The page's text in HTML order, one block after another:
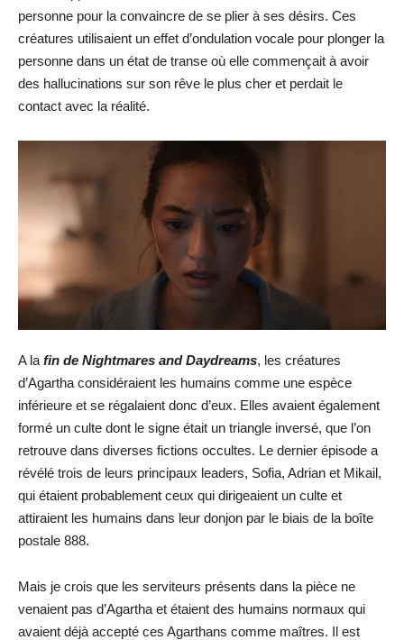
personne pour la convaincre de se plier à ses désirs. Ces
créatures utilisaient un effet d’ondulation vocale pour plonger la
personne dans un état de transe où elle commençait à avoir
des hallucinations sur son rêve le plus cher et perdait le
contact avec la réalité.
A la fin de Nightmares and Daydreams, les créatures
d’Agartha considéraient les humains comme une espèce
inférieure et se régalaient donc d’eux. Elles avaient également
formé un culte dont le signe était un triangle inversé, que l’on
retrouve dans diverses fictions occultes. Le dernier épisode a
révélé trois de leurs principaux leaders, Sofia, Adrian et Mikail,
qui étaient probablement ceux qui dirigeaient un culte et
attiraient les humains dans leur donjon par le biais de la boîte
postale 888.
Mais je crois que les serviteurs présents dans la pièce ne
venaient pas d’Agartha et étaient des humains normaux qui
avaient déjà accepté ces Agarthans comme maîtres. Il est